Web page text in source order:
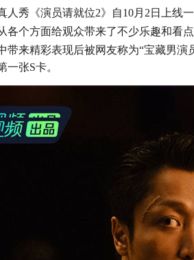
人秀《演员请就位2》自10月2日上线
各个方面给观众带来了不少乐趣和看
带来精彩表现后被网友称为“宝藏男演
一张S卡。